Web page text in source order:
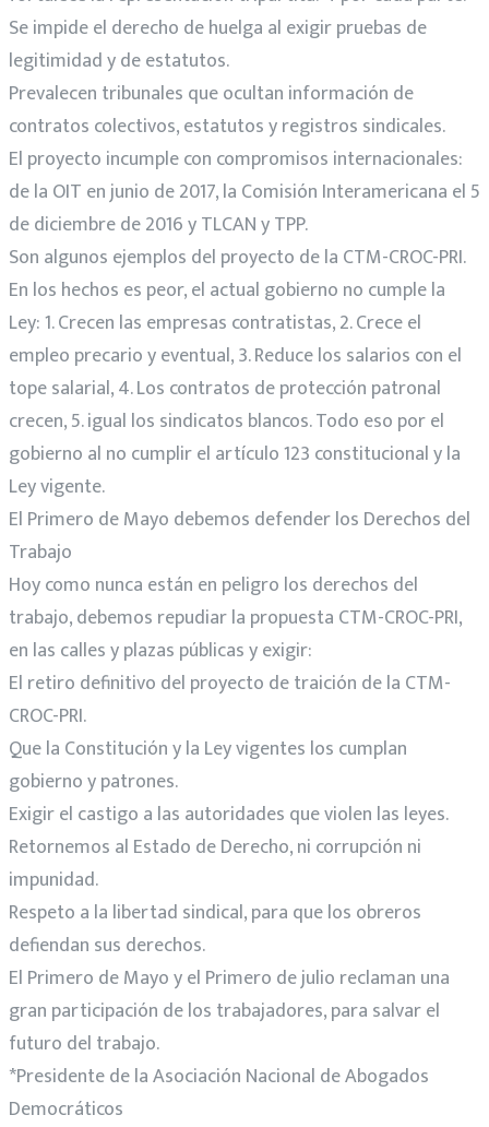
Se impide el derecho de huelga al exigir pruebas de
legitimidad y de estatutos.
Prevalecen tribunales que ocultan información de
contratos colectivos, estatutos y registros sindicales.
El proyecto incumple con compromisos internacionales:
de la OIT en junio de 2017, la Comisión Interamericana el 5
de diciembre de 2016 y TLCAN y TPP.
Son algunos ejemplos del proyecto de la CTM-CROC-PRI.
En los hechos es peor, el actual gobierno no cumple la
Ley: 1. Crecen las empresas contratistas, 2. Crece el
empleo precario y eventual, 3. Reduce los salarios con el
tope salarial, 4. Los contratos de protección patronal
crecen, 5. igual los sindicatos blancos. Todo eso por el
gobierno al no cumplir el artículo 123 constitucional y la
Ley vigente.
El Primero de Mayo debemos defender los Derechos del
Trabajo
Hoy como nunca están en peligro los derechos del
trabajo, debemos repudiar la propuesta CTM-CROC-PRI,
en las calles y plazas públicas y exigir:
El retiro definitivo del proyecto de traición de la CTM-
CROC-PRI.
Que la Constitución y la Ley vigentes los cumplan
gobierno y patrones.
Exigir el castigo a las autoridades que violen las leyes.
Retornemos al Estado de Derecho, ni corrupción ni
impunidad.
Respeto a la libertad sindical, para que los obreros
defiendan sus derechos.
El Primero de Mayo y el Primero de julio reclaman una
gran participación de los trabajadores, para salvar el
futuro del trabajo.
*Presidente de la Asociación Nacional de Abogados
Democráticos